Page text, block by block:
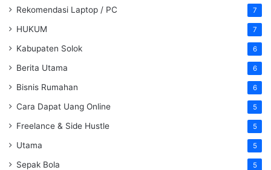
Rekomendasi Laptop / PC 7
HUKUM 7
Kabupaten Solok 6
Berita Utama 6
Bisnis Rumahan 6
Cara Dapat Uang Online 5
Freelance & Side Hustle 5
Utama 5
Sepak Bola 5